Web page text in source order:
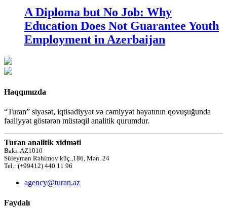
A Diploma but No Job: Why
Education Does Not Guarantee Youth
Employment in Azerbaijan
Haqqımızda
“Turan” siyasət, iqtisadiyyat və cəmiyyət həyatının qovuşuğunda
fəaliyyət göstərən müstəqil analitik qurumdur.
Turan analitik xidməti
Bakı, AZ1010
Süleyman Rəhimov küç.,186, Mən. 24
Tel.: (+99412) 440 11 96
agency@turan.az
Faydalı